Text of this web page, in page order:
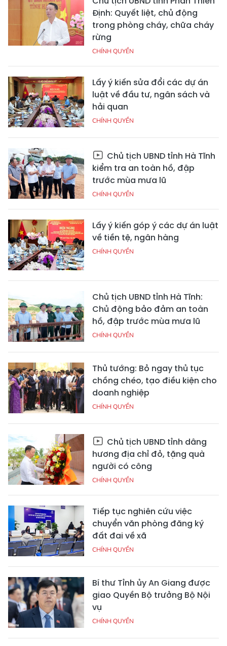
Định: Quyết liệt, chủ động
trong phòng cháy, chữa cháy
rừng
CHÍNH QUYỀN
Lấy ý kiến sửa đổi các dự án
luật về đầu tư, ngân sách và
hải quan
CHÍNH QUYỀN
Chủ tịch UBND tỉnh Hà Tĩnh
kiểm tra an toàn hồ, đập
trước mùa mưa lũ
CHÍNH QUYỀN
Lấy ý kiến góp ý các dự án luật
về tiền tệ, ngân hàng
CHÍNH QUYỀN
Chủ tịch UBND tỉnh Hà Tĩnh:
Chủ động bảo đảm an toàn
hồ, đập trước mùa mưa lũ
CHÍNH QUYỀN
Thủ tướng: Bỏ ngay thủ tục
chồng chéo, tạo điều kiện cho
doanh nghiệp
CHÍNH QUYỀN
Chủ tịch UBND tỉnh dâng
hương địa chỉ đỏ, tặng quà
người có công
CHÍNH QUYỀN
Tiếp tục nghiên cứu việc
chuyển văn phòng đăng ký
đất đai về xã
CHÍNH QUYỀN
Bí thư Tỉnh ủy An Giang được
giao Quyền Bộ trưởng Bộ Nội
vụ
CHÍNH QUYỀN